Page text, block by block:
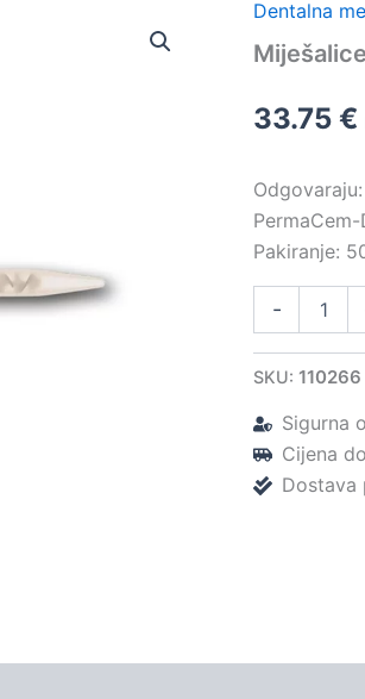
Dentalna
33.75€
PermaCem-
Pakiranje:
-
(plave
–
DMG
količina
SKU: 110266
Sigurna
Cijena
Dostava